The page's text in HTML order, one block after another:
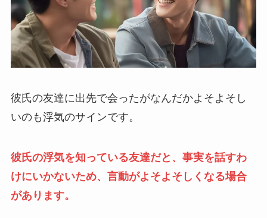
彼氏の友達に出先で会ったがなんだかよそよそし
いのも浮気のサインです。
彼氏の浮気を知っている友達だと、事実を話すわ
けにいかないため、言動がよそよそしくなる場合
があります。